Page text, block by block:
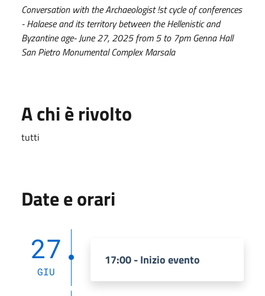
Conversation with the Archaeologist !st cycle of conferences
- Halaese and its territory between the Hellenistic and
Byzantine age- June 27, 2025 from 5 to 7pm Genna Hall
San Pietro Monumental Complex Marsala
A chi è rivolto
tutti
Date e orari
27
GIU
17:00 - Inizio evento